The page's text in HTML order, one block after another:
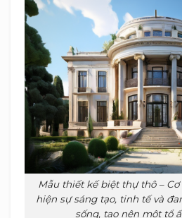
Mẫu thiết kế biệt thự thô –
hiện sự sáng tạo, tinh tế và
sống, tạo nên một tổ